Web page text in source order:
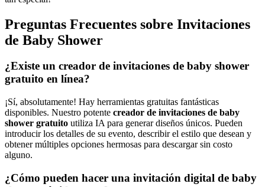
Preguntas Frecuentes sobre Invitaciones
de Baby Shower
¿Existe un creador de invitaciones de baby shower
gratuito en línea?
¡Sí, absolutamente! Hay herramientas gratuitas fantásticas
disponibles. Nuestro potente creador de invitaciones de baby
shower gratuito utiliza IA para generar diseños únicos. Pueden
introducir los detalles de su evento, describir el estilo que desean y
obtener múltiples opciones hermosas para descargar sin costo
alguno.
¿Cómo pueden hacer una invitación digital de baby